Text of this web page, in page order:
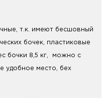
т.к. имеют бесшовный
бочек, пластиковые
бочки 8,5 кг, можно с
удобное место, бех